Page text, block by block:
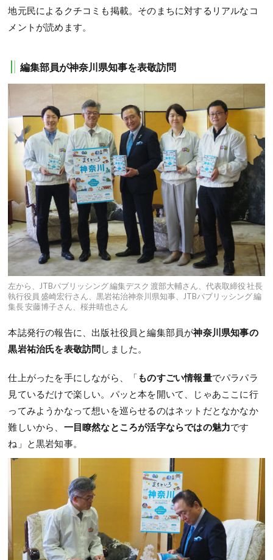
地元民によるクチコミも掲載。そのまちに対するリアルなコ
メントが読めます。
編集部員が神奈川県知事を表敬訪問
左から、JTBパブリッシング 編集デスク 渡部大輔さん、代表取締役 社長
執行役員 盛崎宏行さん、黒岩祐治神奈川県知事、JTBパブリッシング 編
集長 安藤博子さん、桜井晴也さん
本誌発行の報告に、出版社役員と編集部員が神奈川県知事の
黒岩祐治氏を表敬訪問しました。
仕上がったを手にしながら、「ものすごい情報量でパラパラ
見ているだけで楽しい。パッと本を開いて、じゃあここに行
ってみようかなって想いを巡らせるのはネットだとなかなか
難しいから、 一目瞭然なところが活字ならではの魅力です
ね」と黒岩知事。